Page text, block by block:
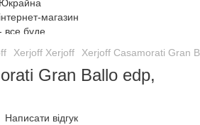
Xerjoff Xerjoff Xerjoff Casamorati Gran
Gran Ballo edp,
Написати відгук